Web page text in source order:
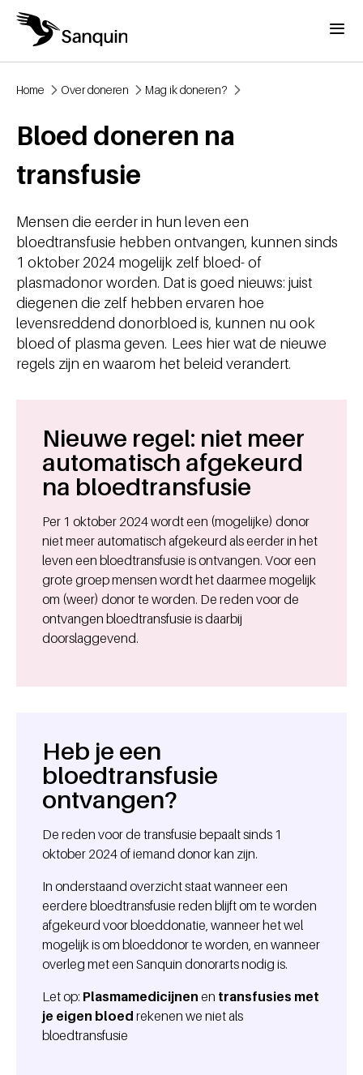
Overslaan en naar de inhoud gaan
Menu
Home Over doneren Mag ik doneren?
Bloed doneren na
transfusie
Mensen die eerder in hun leven een
bloedtransfusie hebben ontvangen, kunnen sinds
1 oktober 2024 mogelijk zelf bloed- of
plasmadonor worden. Dat is goed nieuws: juist
diegenen die zelf hebben ervaren hoe
levensreddend donorbloed is, kunnen nu ook
bloed of plasma geven. Lees hier wat de nieuwe
regels zijn en waarom het beleid verandert.
Nieuwe regel: niet meer
automatisch afgekeurd
na bloedtransfusie
Per 1 oktober 2024 wordt een (mogelijke) donor
niet meer automatisch afgekeurd als eerder in het
leven een bloedtransfusie is ontvangen. Voor een
grote groep mensen wordt het daarmee mogelijk
om (weer) donor te worden. De reden voor de
ontvangen bloedtransfusie is daarbij
doorslaggevend.
Heb je een
bloedtransfusie
ontvangen?
De reden voor de transfusie bepaalt sinds 1
oktober 2024 of iemand donor kan zijn.
In onderstaand overzicht staat wanneer een
eerdere bloedtransfusie reden blijft om te worden
afgekeurd voor bloeddonatie, wanneer het wel
mogelijk is om bloeddonor te worden, en wanneer
overleg met een Sanquin donorarts nodig is.
Let op: Plasmamedicijnen en transfusies met
je eigen bloed rekenen we niet als
bloedtransfusie